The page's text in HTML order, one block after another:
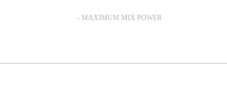
- MAXIMUM MIX POWER